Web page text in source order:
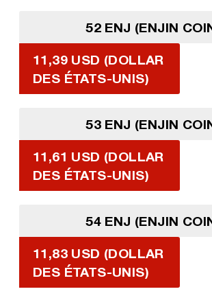
52 ENJ (ENJIN
11,39 USD (DOLLAR
DES ÉTATS-UNIS)
53 ENJ (ENJIN
11,61 USD (DOLLAR
DES ÉTATS-UNIS)
54 ENJ (ENJIN
11,83 USD (DOLLAR
DES ÉTATS-UNIS)